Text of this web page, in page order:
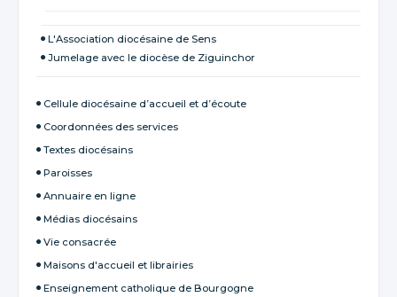
L'Association diocésaine de Sens
Jumelage avec le diocèse de Ziguinchor
Cellule diocésaine d’accueil et d’écoute
Coordonnées des services
Textes diocésains
Paroisses
Annuaire en ligne
Médias diocésains
Vie consacrée
Maisons d'accueil et librairies
Enseignement catholique de Bourgogne